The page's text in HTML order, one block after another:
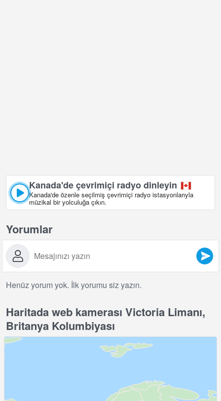
Kanada'de çevrimiçi radyo dinleyin
Kanada'de özenle seçilmiş çevrimiçi radyo istasyonlarıyla
müzikal bir yolculuğa çıkın.
Yorumlar
Henüz yorum yok. İlk yorumu siz yazın.
Haritada web kamerası Victoria Limanı,
Britanya Kolumbiyası